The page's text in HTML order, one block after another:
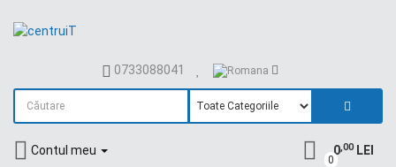
0733088041
Contul meu
0
0,00LEI